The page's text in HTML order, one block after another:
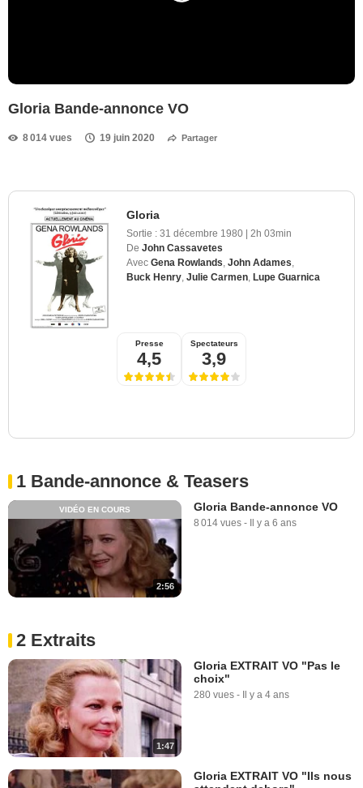
Gloria Bande-annonce VO
8 014 vues 19 juin 2020 Partager
Gloria
Sortie : 31 décembre 1980 | 2h 03min
De John Cassavetes
Avec Gena Rowlands John Adames
Buck Henry Julie Carmen Lupe Guarnica
Presse
4,5
Spectateurs
3,9
1 Bande-annonce & Teasers
2:56
VIDÉO EN COURS Gloria Bande-annonce VO
8 014 vues - Il y a 6 ans
2 Extraits
1:47
Gloria EXTRAIT VO "Pas le
choix"
280 vues - Il y a 4 ans
Gloria EXTRAIT VO "Ils nous